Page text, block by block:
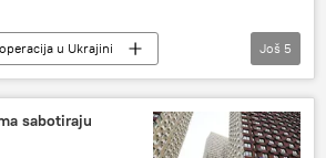
u Ukrajini
u Ukrajini – vesti
Evropska unija (EU)
Još 5
sabotiraju